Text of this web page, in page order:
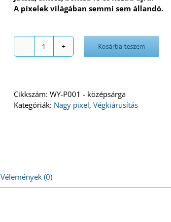
A pixelek világában semmi sem állandó.
Nagy
Kosárba teszem
Cikkszám: WY-P001 - középsárga
Kategóriák: Nagy pixel, Végkiárusítás
Vélemények (0)